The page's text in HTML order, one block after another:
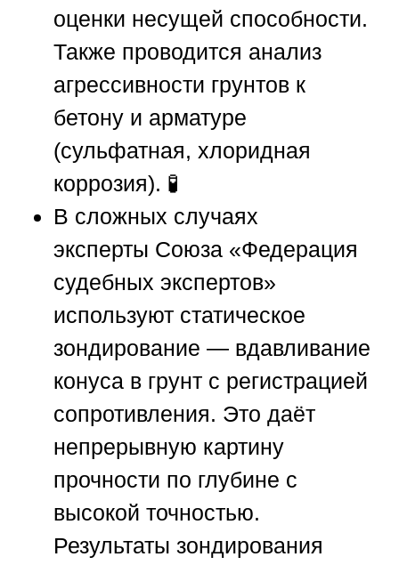
оценки несущей способности.
Также проводится анализ
агрессивности грунтов к
бетону и арматуре
(сульфатная, хлоридная
коррозия). 🧪
В сложных случаях
эксперты Союза «Федерация
судебных экспертов»
используют статическое
зондирование — вдавливание
конуса в грунт с регистрацией
сопротивления. Это даёт
непрерывную картину
прочности по глубине с
высокой точностью.
Результаты зондирования